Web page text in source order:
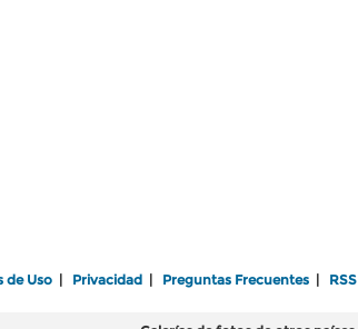
de Uso Privacidad Preguntas Frecuentes RSS